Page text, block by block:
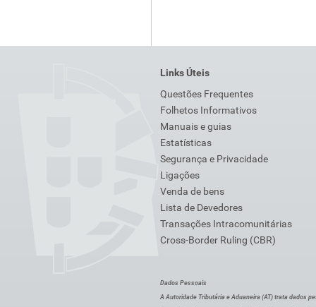
Links Úteis
Questões Frequentes
Folhetos Informativos
Manuais e guias
Estatísticas
Segurança e Privacidade
Ligações
Venda de bens
Lista de Devedores
Transações Intracomunitárias
Cross-Border Ruling (CBR)
Dados Pessoais
A Autoridade Tributária e Aduaneira (AT) trata dados